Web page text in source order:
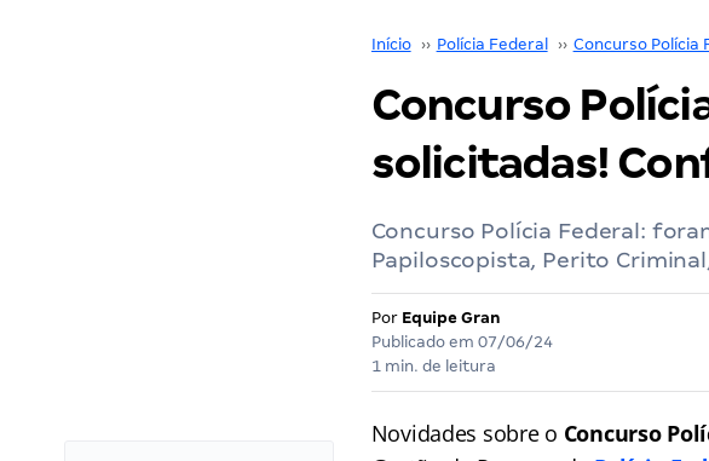
Início ›› Polícia Federal ›› Concurso Polícia
Concurso
solicitadas!
Concurso Polícia Federal:
Papiloscopista, Perito
Por Equipe Gran
Publicado em 07/06/24
1 min. de leitura
Novidades sobre o Concurso